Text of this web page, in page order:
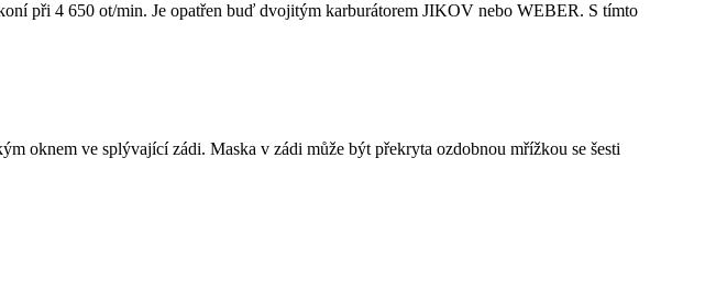
při 4 650 ot/min. Je opatřen buď dvojitým karburátorem JIKOV nebo WEBER. S tímto
oknem ve splývající zádi. Maska v zádi může být překryta ozdobnou mřížkou se šesti